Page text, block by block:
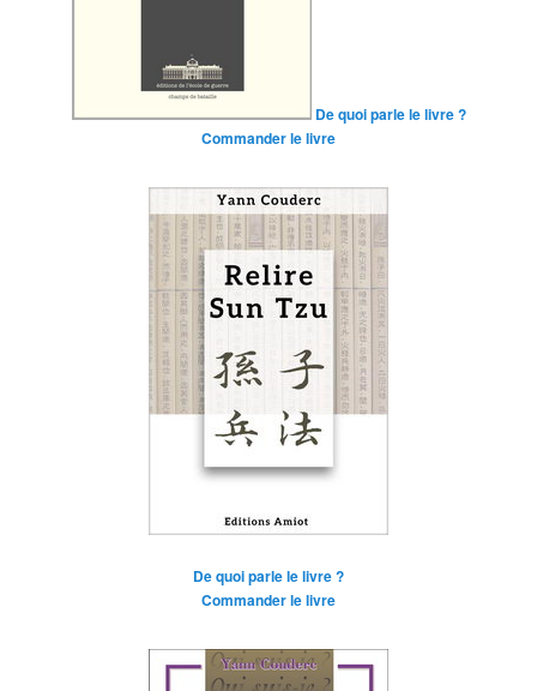
De quoi parle le livre ?
Commander le livre
De quoi parle le livre ?
Commander le livre